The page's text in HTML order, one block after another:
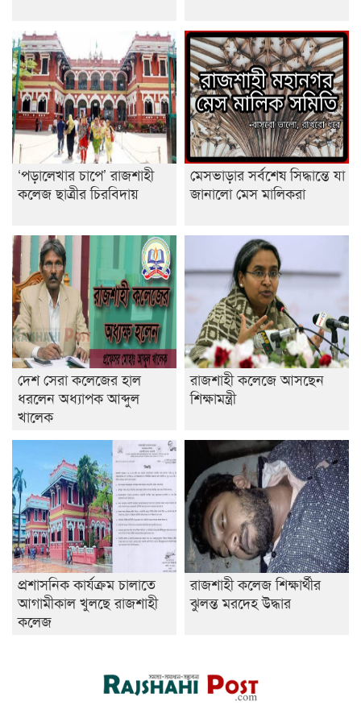
ডাকসুতে শিবিরের নিরঙ্কুশ জয়
রাজশাহীতে ট্রাকচাপায় ভ্যানচালক নিহত
শেষ সময়ে ভোট কারচুরি অভিযোগ আবিদের
‘পড়ালেখার চাপে’ রাজশাহী
কলেজ ছাত্রীর চিরবিদায়
মেসভাড়ার সর্বশেষ সিদ্ধান্তে যা
জানালো মেস মালিকরা
দেশ সেরা কলেজের হাল
ধরলেন অধ্যাপক আব্দুল
খালেক
রাজশাহী কলেজে আসছেন
শিক্ষামন্ত্রী
প্রশাসনিক কার্যক্রম চালাতে
আগামীকাল খুলছে রাজশাহী
কলেজ
রাজশাহী কলেজ শিক্ষার্থীর
ঝুলন্ত মরদেহ উদ্ধার